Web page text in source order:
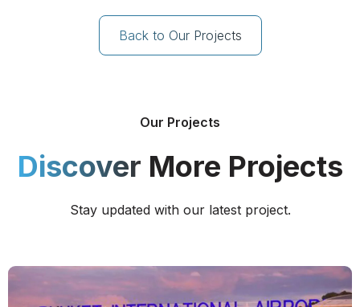
Back to Our Projects
Our Projects
Discover More Projects
Stay updated with our latest project.